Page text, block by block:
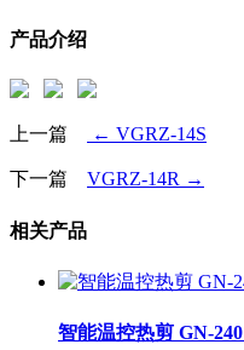
产品介绍
上一篇 ← VGRZ-14S
下一篇 VGRZ-14R →
相关产品
智能温控热剪 GN-240